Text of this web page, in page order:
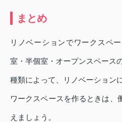
まとめ
リノベーションでワークスペ
室・半個室・オープンスペース
種類によって、リノベーション
ワークスペースを作るときは、
えましょう。